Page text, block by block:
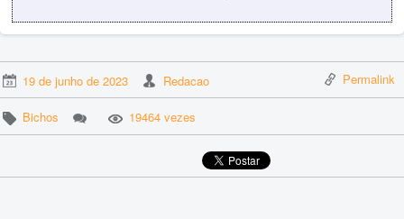
19 de junho de 2023 Redacao Permalink
Bichos 19464 vezes